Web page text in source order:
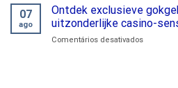
de
beste
spellen
en
07
ago
Ontdek exclusieve
uitzonderlijke casino-
Comentários desativadosem